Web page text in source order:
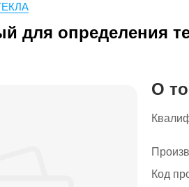
для определения
О
Код